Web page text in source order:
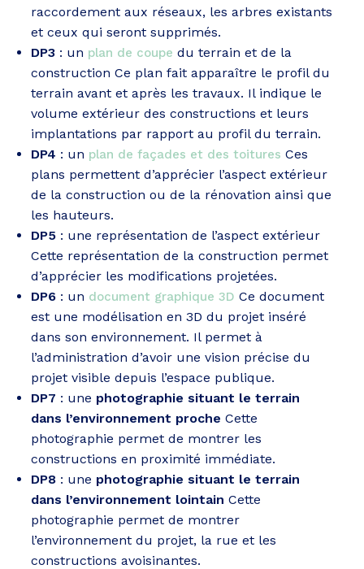
raccordement aux réseaux, les arbres existants
et ceux qui seront supprimés.
DP3 : un plan de coupe du terrain et de la
construction Ce plan fait apparaître le profil du
terrain avant et après les travaux. Il indique le
volume extérieur des constructions et leurs
implantations par rapport au profil du terrain.
DP4 : un plan de façades et des toitures Ces
plans permettent d’apprécier l’aspect extérieur
de la construction ou de la rénovation ainsi que
les hauteurs.
DP5 : une représentation de l’aspect extérieur
Cette représentation de la construction permet
d’apprécier les modifications projetées.
DP6 : un document graphique 3D Ce document
est une modélisation en 3D du projet inséré
dans son environnement. Il permet à
l’administration d’avoir une vision précise du
projet visible depuis l’espace publique.
DP7 : une photographie situant le terrain
dans l’environnement proche Cette
photographie permet de montrer les
constructions en proximité immédiate.
DP8 : une photographie situant le terrain
dans l’environnement lointain Cette
photographie permet de montrer
l’environnement du projet, la rue et les
constructions avoisinantes.